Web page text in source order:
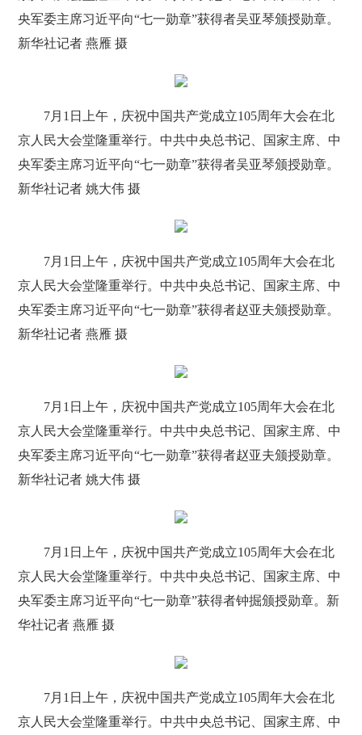
央军委主席习近平向“七一勋章”获得者吴亚琴颁授勋章。
新华社记者 燕雁 摄
7月1日上午，庆祝中国共产党成立105周年大会在北
京人民大会堂隆重举行。中共中央总书记、国家主席、中
央军委主席习近平向“七一勋章”获得者吴亚琴颁授勋章。
新华社记者 姚大伟 摄
7月1日上午，庆祝中国共产党成立105周年大会在北
京人民大会堂隆重举行。中共中央总书记、国家主席、中
央军委主席习近平向“七一勋章”获得者赵亚夫颁授勋章。
新华社记者 燕雁 摄
7月1日上午，庆祝中国共产党成立105周年大会在北
京人民大会堂隆重举行。中共中央总书记、国家主席、中
央军委主席习近平向“七一勋章”获得者赵亚夫颁授勋章。
新华社记者 姚大伟 摄
7月1日上午，庆祝中国共产党成立105周年大会在北
京人民大会堂隆重举行。中共中央总书记、国家主席、中
央军委主席习近平向“七一勋章”获得者钟掘颁授勋章。新
华社记者 燕雁 摄
7月1日上午，庆祝中国共产党成立105周年大会在北
京人民大会堂隆重举行。中共中央总书记、国家主席、中